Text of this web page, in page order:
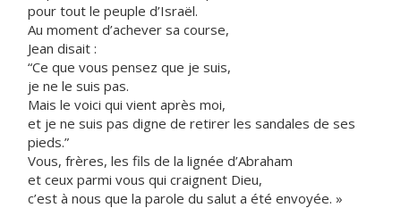
pour tout le peuple d’Israël.
Au moment d’achever sa course,
Jean disait :
“Ce que vous pensez que je suis,
je ne le suis pas.
Mais le voici qui vient après moi,
et je ne suis pas digne de retirer les sandales de ses
pieds.”
Vous, frères, les fils de la lignée d’Abraham
et ceux parmi vous qui craignent Dieu,
c’est à nous que la parole du salut a été envoyée. »